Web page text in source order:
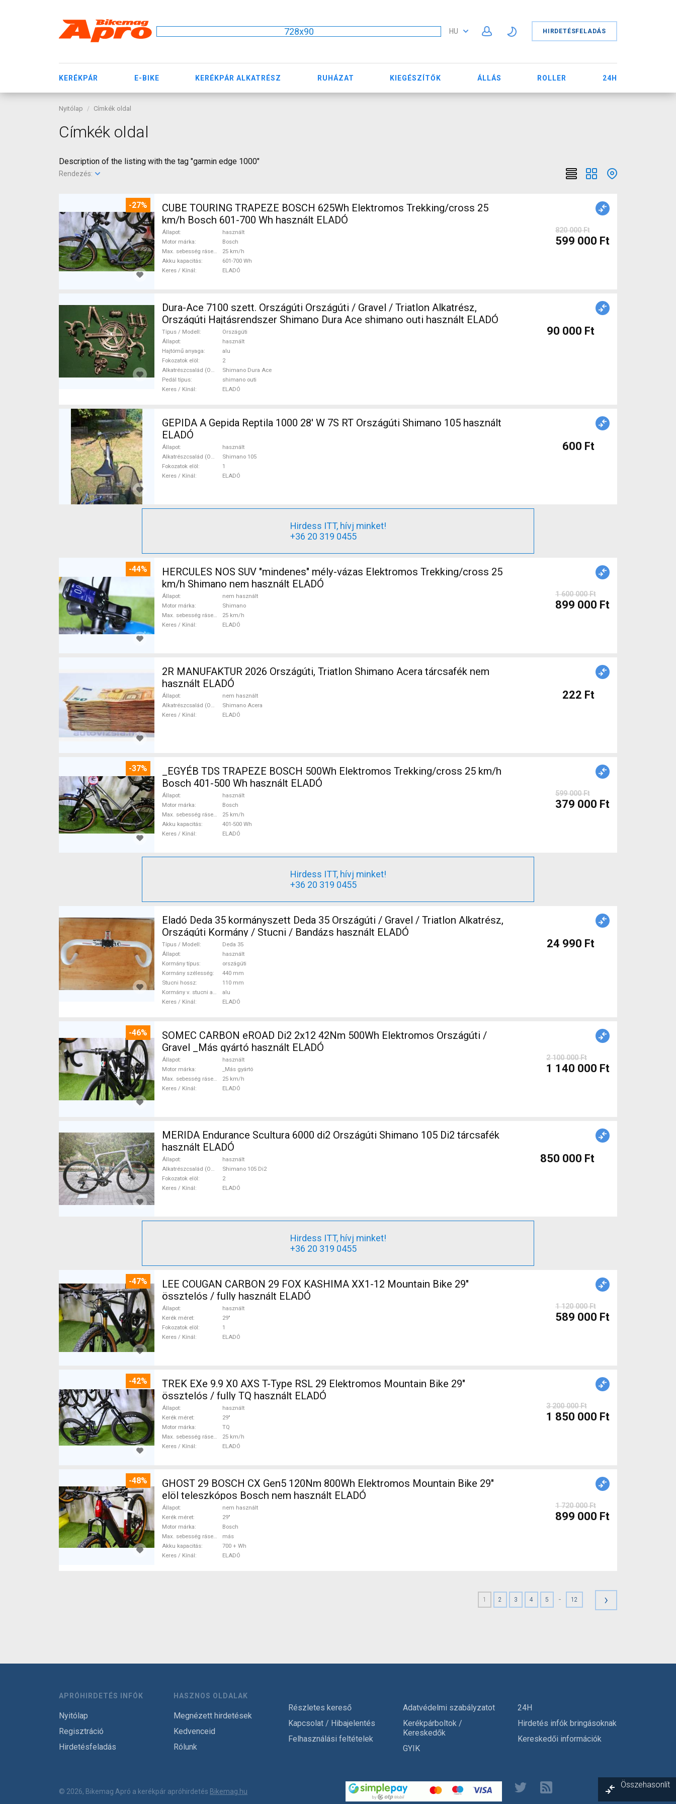
728x90 HU HIRDETÉSFELADÁS
KERÉKPÁR E-BIKE KERÉKPÁR ALKATRÉSZ RUHÁZAT KIEGÉSZÍTŐK ÁLLÁS ROLLER 24H
Nyitólap Címkék oldal
Címkék oldal
Description of the listing with the tag "garmin edge 1000"
Rendezés:
-27%
CUBE TOURING TRAPEZE BOSCH 625Wh Elektromos Trekking/cross 25
km/h Bosch 601-700 Wh használt ELADÓ
Állapot
használt
Motor márka
Bosch
Max. sebesség rásegítéssel
25 km/h
Akku kapacitás
601-700 Wh
Keres / Kínál
ELADÓ
820 000 Ft
599 000 Ft
Dura-Ace 7100 szett. Országúti Országúti / Gravel / Triatlon Alkatrész,
Országúti Hajtásrendszer Shimano Dura Ace shimano outi használt ELADÓ
Típus / Modell
Országúti
Állapot
használt
Hajtómű anyaga
alu
Fokozatok elöl
2
Alkatrészcsalád (Outi)
Shimano Dura Ace
Pedál típus
shimano outi
Keres / Kínál
ELADÓ
90 000 Ft
GEPIDA A Gepida Reptila 1000 28' W 7S RT Országúti Shimano 105 használt
ELADÓ
Állapot
használt
Alkatrészcsalád (Outi)
Shimano 105
Fokozatok elöl
1
Keres / Kínál
ELADÓ
600 Ft
Hirdess ITT, hívj minket!
+36 20 319 0455
-44%
HERCULES NOS SUV "mindenes" mély-vázas Elektromos Trekking/cross 25
km/h Shimano nem használt ELADÓ
Állapot
nem használt
Motor márka
Shimano
Max. sebesség rásegítéssel
25 km/h
Keres / Kínál
ELADÓ
1 600 000 Ft
899 000 Ft
2R MANUFAKTUR 2026 Országúti, Triatlon Shimano Acera tárcsafék nem
használt ELADÓ
Állapot
nem használt
Alkatrészcsalád (Outi)
Shimano Acera
Keres / Kínál
ELADÓ
222 Ft
-37%
_EGYÉB TDS TRAPEZE BOSCH 500Wh Elektromos Trekking/cross 25 km/h
Bosch 401-500 Wh használt ELADÓ
Állapot
használt
Motor márka
Bosch
Max. sebesség rásegítéssel
25 km/h
Akku kapacitás
401-500 Wh
Keres / Kínál
ELADÓ
599 000 Ft
379 000 Ft
Hirdess ITT, hívj minket!
+36 20 319 0455
Eladó Deda 35 kormányszett Deda 35 Országúti / Gravel / Triatlon Alkatrész,
Országúti Kormány / Stucni / Bandázs használt ELADÓ
Típus / Modell
Deda 35
Állapot
használt
Kormány típus
országúti
Kormány szélesség
440 mm
Stucni hossz
110 mm
Kormány v. stucni anyaga
alu
Keres / Kínál
ELADÓ
24 990 Ft
-46%
SOMEC CARBON eROAD Di2 2x12 42Nm 500Wh Elektromos Országúti /
Gravel _Más gyártó használt ELADÓ
Állapot
használt
Motor márka
_Más gyártó
Max. sebesség rásegítéssel
25 km/h
Keres / Kínál
ELADÓ
2 100 000 Ft
1 140 000 Ft
MERIDA Endurance Scultura 6000 di2 Országúti Shimano 105 Di2 tárcsafék
használt ELADÓ
Állapot
használt
Alkatrészcsalád (Outi)
Shimano 105 Di2
Fokozatok elöl
2
Keres / Kínál
ELADÓ
850 000 Ft
Hirdess ITT, hívj minket!
+36 20 319 0455
-47%
LEE COUGAN CARBON 29 FOX KASHIMA XX1-12 Mountain Bike 29"
össztelós / fully használt ELADÓ
Állapot
használt
Kerék méret
29"
Fokozatok elöl
1
Keres / Kínál
ELADÓ
1 120 000 Ft
589 000 Ft
-42%
TREK EXe 9.9 X0 AXS T-Type RSL 29 Elektromos Mountain Bike 29"
össztelós / fully TQ használt ELADÓ
Állapot
használt
Kerék méret
29"
Motor márka
TQ
Max. sebesség rásegítéssel
25 km/h
Keres / Kínál
ELADÓ
3 200 000 Ft
1 850 000 Ft
-48%
GHOST 29 BOSCH CX Gen5 120Nm 800Wh Elektromos Mountain Bike 29"
elöl teleszkópos Bosch nem használt ELADÓ
Állapot
nem használt
Kerék méret
29"
Motor márka
Bosch
Max. sebesség rásegítéssel
más
Akku kapacitás
700 + Wh
Keres / Kínál
ELADÓ
1 720 000 Ft
899 000 Ft
1 2 3 4 5 - 12 ›
APRÓHIRDETÉS INFÓK
Nyitólap
Regisztráció
Hirdetésfeladás
HASZNOS OLDALAK
Megnézett hirdetések
Kedvenceid
Rólunk
Részletes kereső
Kapcsolat / Hibajelentés
Felhasználási feltételek
Adatvédelmi szabályzatot
Kerékpárboltok /
Kereskedők
GYIK
24H
Hirdetés infók bringásoknak
Kereskedői információk
© 2026, Bikemag Apró a kerékpár apróhirdetés Bikemag.hu
Összehasonlít